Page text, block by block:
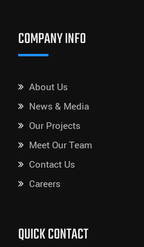
COMPANY INFO
About Us
News & Media
Our Projects
Meet Our Team
Contact Us
Careers
QUICK CONTACT